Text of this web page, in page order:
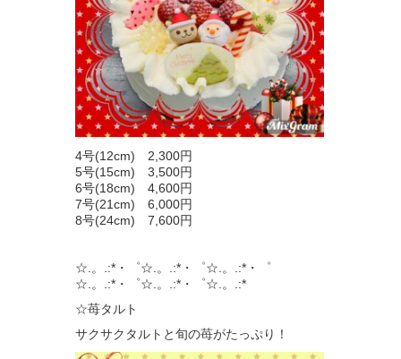
4号(12cm) 2,300円
5号(15cm) 3,500円
6号(18cm) 4,600円
7号(21cm) 6,000円
8号(24cm) 7,600円
☆.。.:*・゜☆.。.:*・゜☆.。.:*・゜
☆.。.:*・゜☆.。.:*・゜☆.。.:*
☆苺タルト
サクサクタルトと旬の苺がたっぷり！